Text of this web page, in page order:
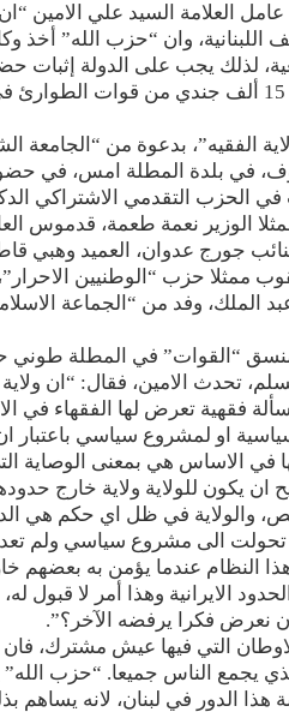
العلامة السيد علي الامين
وان “حزب الله” أخذ
لذلك يجب على الدولة إثبات
وسأل: “هل يعقل ان 15 ألف جندي من
الفقيه”، بدعوة من “الجامعة
في بلدة المطلة امس، في
الحزب التقدمي الاشتراكي
الوزير نعمة طعمة، قدموس
جورج عدوان، العميد وهبي
ممثلا حزب “الوطنيين
الملك، وفد من “الجماعة
“القوات” في المطلة طوني
تحدث الامين، فقال: “ان
فقهية تعرض لها الفقهاء في
او لمشروع سياسي باعتبار ان
في الاساس هي بمعنى الوصاية
يكون للولاية ولاية خارج
والولاية في ظل اي حكم هي
تحولت الى مشروع سياسي ولم
النظام عندما يؤمن به بعضهم
الايرانية وهذا أمر لا قبول
نعرض فكرا يرفضه الآخر؟”.
التي فيها عيش مشترك،
يجمع الناس جميعا. “حزب الله”
هذا الدور في لبنان، لانه يساهم